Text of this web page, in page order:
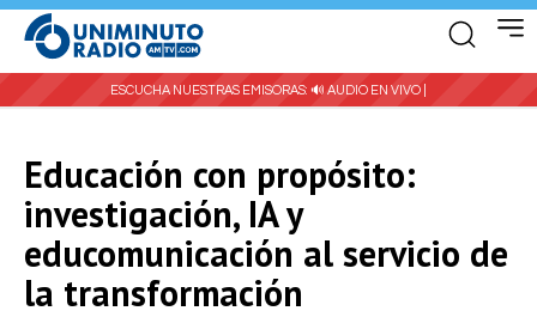
ESCUCHA NUESTRAS EMISORAS: 🔊 AUDIO EN VIVO |
Educación con propósito:
investigación, IA y
educomunicación al servicio de
la transformación